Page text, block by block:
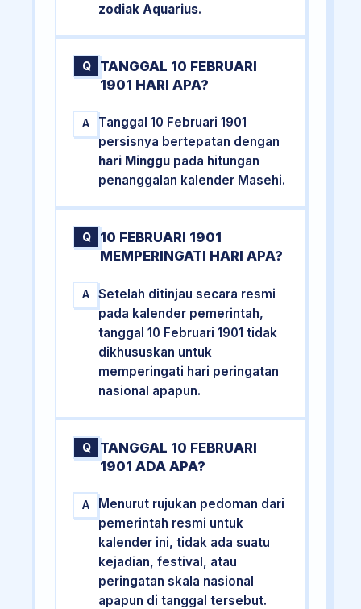
zodiak Aquarius.
Q
TANGGAL 10 FEBRUARI
1901 HARI APA?
A
Tanggal 10 Februari 1901
persisnya bertepatan dengan
hari Minggu pada hitungan
penanggalan kalender Masehi.
Q
10 FEBRUARI 1901
MEMPERINGATI HARI APA?
A
Setelah ditinjau secara resmi
pada kalender pemerintah,
tanggal 10 Februari 1901 tidak
dikhususkan untuk
memperingati hari peringatan
nasional apapun.
Q
TANGGAL 10 FEBRUARI
1901 ADA APA?
A
Menurut rujukan pedoman dari
pemerintah resmi untuk
kalender ini, tidak ada suatu
kejadian, festival, atau
peringatan skala nasional
apapun di tanggal tersebut.